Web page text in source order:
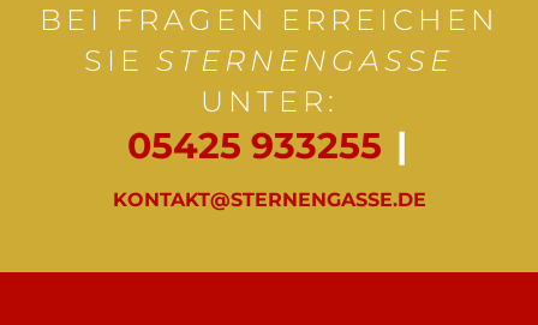
BEI FRAGEN ERREICHEN
SIE STERNENGASSE
UNTER:
05425 933255 |
KONTAKT@STERNENGASSE.DE